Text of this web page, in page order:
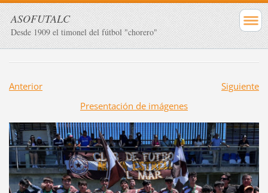
ASOFUTALC
Desde 1909 el timonel del fútbol "chorero"
Anterior
Siguiente
Presentación de imágenes